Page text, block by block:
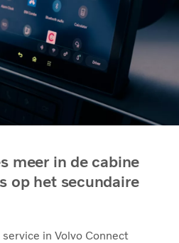
meer in de cabine
op het secundaire
in Volvo Connect